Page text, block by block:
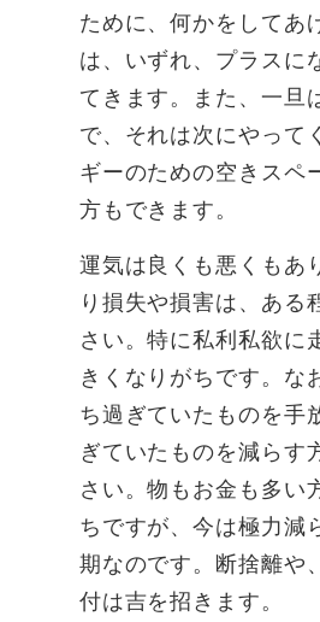
ために、何かをしてあ
は、いずれ、プラスに
てきます。また、一旦
で、それは次にやって
ギーのための空きスペ
方もできます。
運気は良くも悪くもあ
り損失や損害は、ある
さい。特に私利私欲に
きくなりがちです。な
ち過ぎていたものを手
ぎていたものを減らす
さい。物もお金も多い
ちですが、今は極力減
期なのです。断捨離や
付は吉を招きます。